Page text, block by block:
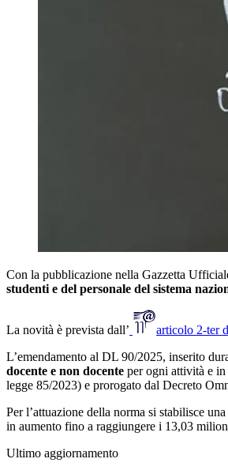
Con la pubblicazione nella Gazzetta
studenti e del personale del sistema
La novità è prevista dall’ articolo 2-ter
L’emendamento al DL 90/2025, inserito
docente e non docente per ogni attività e
legge 85/2023) e prorogato dal Decreto
Per l’attuazione della norma si stabilisce
in aumento fino a raggiungere i 13,03
Ultimo aggiornamento